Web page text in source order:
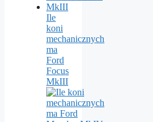
Ile
koni
mechanicznych
ma
Ford
Focus
MkIII